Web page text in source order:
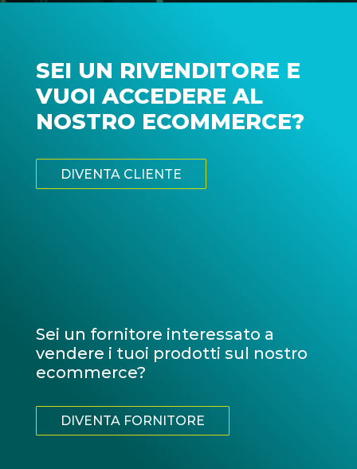
SEI UN RIVENDITORE E
VUOI ACCEDERE AL
NOSTRO ECOMMERCE?
DIVENTA CLIENTE
Sei un fornitore interessato a
vendere i tuoi prodotti sul nostro
ecommerce?
DIVENTA FORNITORE